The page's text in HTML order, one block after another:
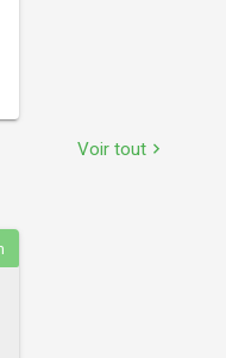
Voir tout chevron_right